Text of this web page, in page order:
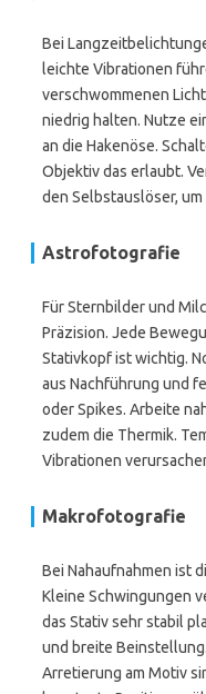
Bei
leichte Vibrationen
verschwommenen
niedrig halten. Nutze
an die Hakenöse.
Objektiv das erlaubt.
den Selbstauslöser,
Astrofotografie
Für Sternbilder und
Präzision. Jede
Stativkopf ist wichtig.
aus Nachführung und
oder Spikes. Arbeite
zudem die Thermik.
Vibrationen
Makrofotografie
Bei Nahaufnahmen ist
Kleine Schwingungen
das Stativ sehr stabil
und breite
Arretierung am Motiv